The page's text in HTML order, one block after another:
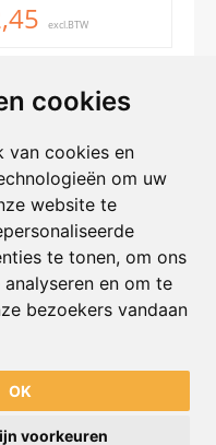
cookies
van cookies en
om uw
website te
te tonen, om ons
en om te
bezoekers vandaan
OK
voorkeuren
excl.BTW
4
618 121
17:00 uur